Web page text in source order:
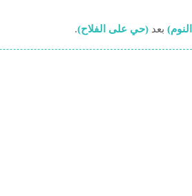
بعد (حي على الفلاح).